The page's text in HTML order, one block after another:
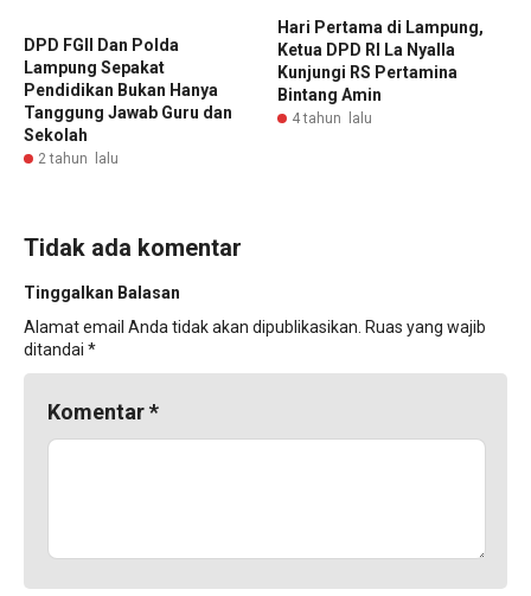
DPD FGII Dan Polda
Lampung Sepakat
Pendidikan Bukan Hanya
Tanggung Jawab Guru dan
Sekolah
2 tahun lalu
Hari Pertama di Lampung,
Ketua DPD RI La Nyalla
Kunjungi RS Pertamina
Bintang Amin
4 tahun lalu
Tidak ada komentar
Tinggalkan Balasan
Alamat email Anda tidak akan dipublikasikan. Ruas yang wajib
ditandai *
Komentar*